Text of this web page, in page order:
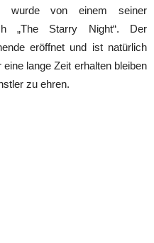
wurde von einem seiner
„The Starry Night“. Der
eröffnet und ist natürlich
lange Zeit erhalten bleiben
zu ehren.